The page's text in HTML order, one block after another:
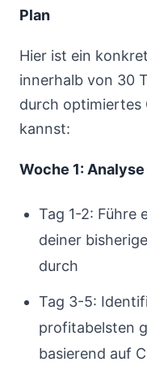
Plan
Hier ist ein
innerhalb von 30
durch optimiertes
kannst:
Woche 1:
Tag 1-2: Führe
deiner
durch
Tag 3-5:
profitabelsten
basierend auf